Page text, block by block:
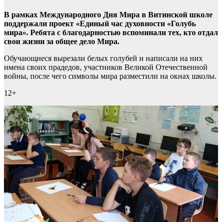
В рамках Международного Дня Мира в Витинской школе
поддержали проект «Единый час духовности «Голубь
мира». Ребята с благодарностью вспоминали тех, кто отдал
свои жизни за общее дело Мира.
Обучающиеся вырезали белых голубей и написали на них
имена своих прадедов, участников Великой Отечественной
войны, после чего символы мира разместили на окнах школы.
12+